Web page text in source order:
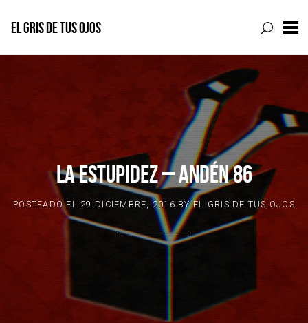
EL GRIS DE TUS OJOS
LA ESTUPIDEZ – ANDÉN 86
POSTEADO EL 29 DICIEMBRE, 2016 BYEL GRIS DE TUS OJOS